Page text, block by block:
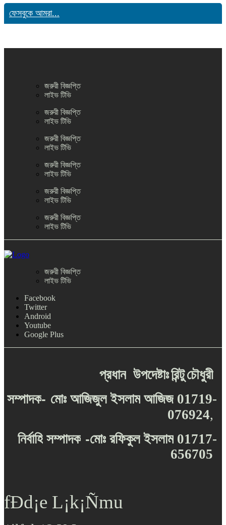
ফেসবুকে আমরা...
জরুরী বিজ্ঞপ্তি
লাইভ টিভি
জরুরী বিজ্ঞপ্তি
লাইভ টিভি
জরুরী বিজ্ঞপ্তি
লাইভ টিভি
জরুরী বিজ্ঞপ্তি
লাইভ টিভি
জরুরী বিজ্ঞপ্তি
লাইভ টিভি
জরুরী বিজ্ঞপ্তি
লাইভ টিভি
জরুরী বিজ্ঞপ্তি
লাইভ টিভি
Facebook
Twitter
Android
Youtube
Google Plus
প্রধান উপদেষ্টাঃরিন্টুচৌধুরী
সম্পাদক- মোঃ আজিজুল ইসলাম আজিজ 01719-
076924,
নির্বাহি সম্পাদক -মোঃ রফিকুল ইসলাম 01717-
656705
fÐd¡e L¡k¡Ñmu